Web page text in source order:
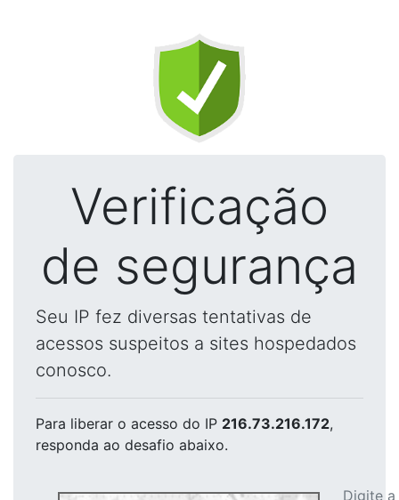
Verificação
de segurança
Seu IP fez diversas tentativas de
acessos suspeitos a sites hospedados
conosco.
Para liberar o acesso do IP 216.73.216.172,
responda ao desafio abaixo.
Digite